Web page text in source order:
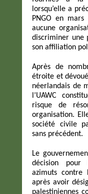
lorsqu’elle a
PNGO en
aucune
discriminer une
son affiliation
Après de
étroite et
néerlandais de
l’UAWC
risque de
organisation.
société civile
sans précédent.
Le
décision pour
azimuts contre
après avoir
palestiniennes